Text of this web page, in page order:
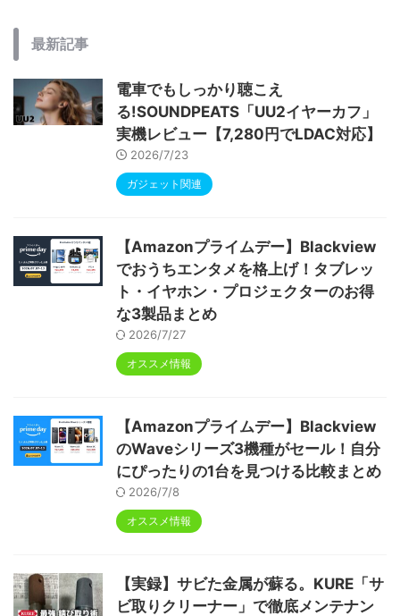
最新記事
電車でもしっかり聴こえ
る!SOUNDPEATS「UU2イヤーカフ」
実機レビュー【7,280円でLDAC対応】
2026/7/23
ガジェット関連
【Amazonプライムデー】Blackview
でおうちエンタメを格上げ！タブレッ
ト・イヤホン・プロジェクターのお得
な3製品まとめ
2026/7/27
オススメ情報
【Amazonプライムデー】Blackview
のWaveシリーズ3機種がセール！自分
にぴったりの1台を見つける比較まとめ
2026/7/8
オススメ情報
【実録】サビた金属が蘇る。KURE「サ
ビ取りクリーナー」で徹底メンテナン